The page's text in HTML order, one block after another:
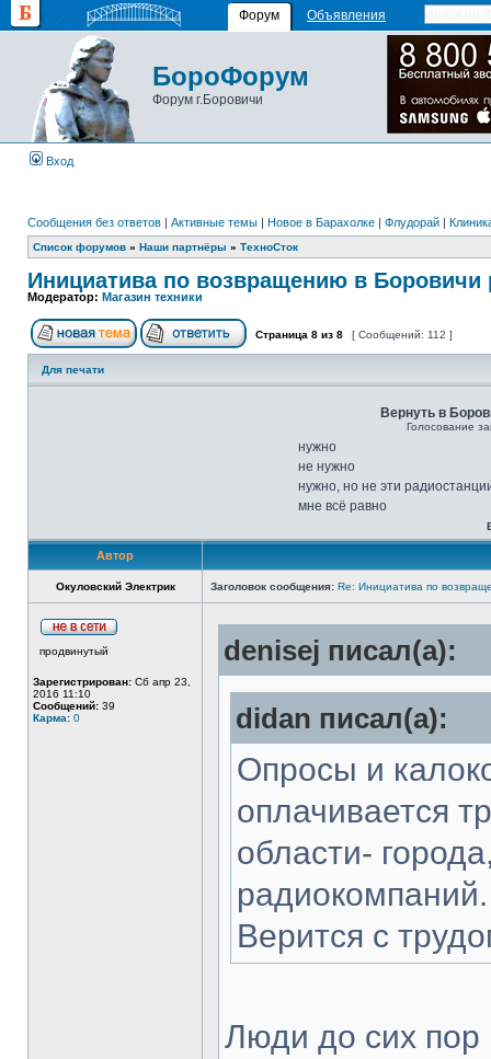
Форум Объявления
БороФорум
Форум г.Боровичи
Вход
Сообщения без ответов | Активные темы | Новое в Барахолке | Флудорай |
Список форумов » Наши партнёры » ТехноСток
Инициатива по возвращению в Боровичи
Модератор: Магазин техники
Страница 8 из 8 [ Сообщений: 112 ]
Для печати
Вернуть в
Голосование
нужно
не нужно
нужно, но не эти
мне всё равно
Автор
Окуловский Электрик Заголовок сообщения: Re: Инициатива по
продвинутый
Зарегистрирован: Сб апр 23,
2016 11:10
Сообщений: 39
Карма: 0
denisej писал(а):
didan писал(а):
Опросы и
оплачивается
области-
радиокомпаний.
Верится с
Люди до сих пор